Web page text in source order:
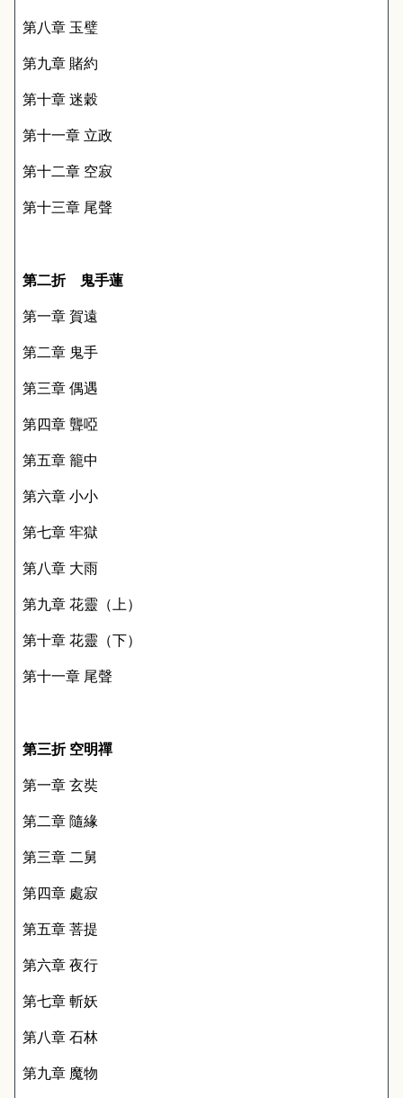
第八章 玉璧
第九章 賭約
第十章 迷穀
第十一章 立政
第十二章 空寂
第十三章 尾聲
第二折 鬼手蓮
第一章 賀遠
第二章 鬼手
第三章 偶遇
第四章 聾啞
第五章 籠中
第六章 小小
第七章 牢獄
第八章 大雨
第九章 花靈（上）
第十章 花靈（下）
第十一章 尾聲
第三折 空明禪
第一章 玄奘
第二章 隨緣
第三章 二舅
第四章 處寂
第五章 菩提
第六章 夜行
第七章 斬妖
第八章 石林
第九章 魔物